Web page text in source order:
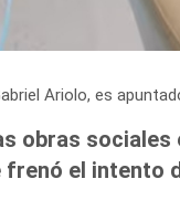
Ariolo, es
obras
el intento